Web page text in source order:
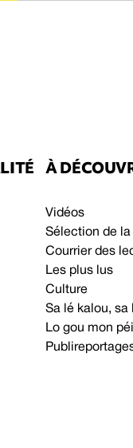
À
Vidéos
Sélection de
Courrier des
Les plus lus
Culture
Sa lé kalou, sa
Lo gou mon péi